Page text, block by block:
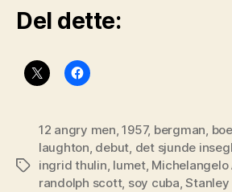
Del dette:
Stikkord
12 angry men,1957, bergman,
laughton, debut, det sjunde
ingrid thulin, lumet, Michelangelo
randolph scott, soy cuba,Stanley